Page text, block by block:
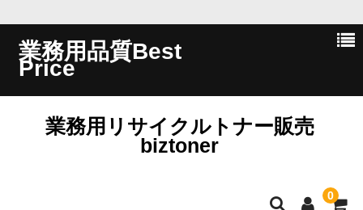
業務用品質Best
Price
業務用リサイクルトナー販売
biztoner
0